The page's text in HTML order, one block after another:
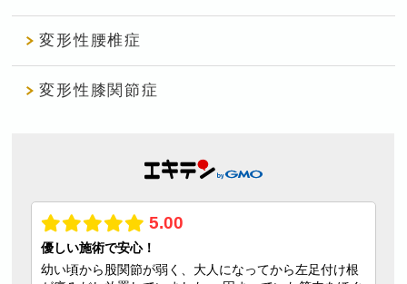
変形性腰椎症
変形性膝関節症